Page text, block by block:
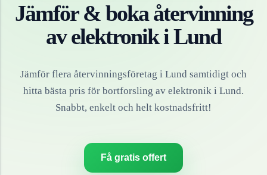
Jämför & boka återvinning
avelektronikiLund
Jämför flera återvinningsföretag i Lund samtidigt och
hitta bästa pris för bortforsling av elektronik i Lund.
Snabbt, enkelt och helt kostnadsfritt!
Få gratis offert